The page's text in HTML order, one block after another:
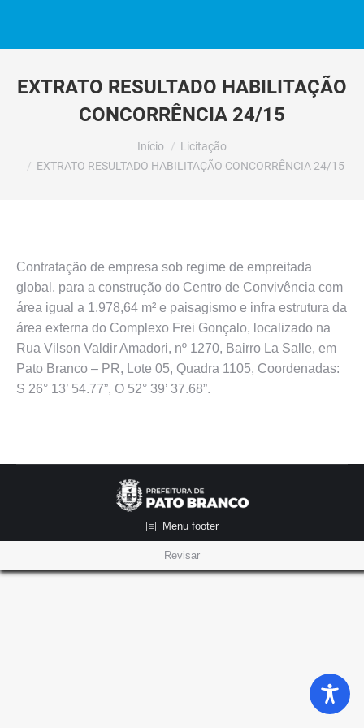
EXTRATO RESULTADO HABILITAÇÃO
CONCORRÊNCIA 24/15
Início
Licitação
EXTRATO RESULTADO HABILITAÇÃO CONCORRÊNCIA 24/15
Contratação de empresa sob regime de empreitada
global, para a construção do Centro de Convivência com
área igual a 1.978,64 m² e paisagismo e infra estrutura da
área externa do Complexo Frei Gonçalo, localizado na
Rua Vilson Valdir Amadori, nº 1270, Bairro La Salle, em
Pato Branco – PR, Lote 05, Quadra 1105, Coordenadas:
S 26° 13’ 54.77”, O 52° 39’ 37.68”.
Menu footer
Revisar